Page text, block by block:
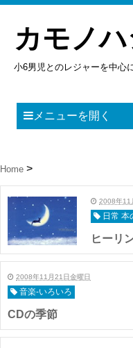
カモノ
小6男児とのレジャーを中心
メニューを開く
Home
2008年11
日常 本
ヒーリ
2008年11月21日金曜日
音楽-いろいろ
CDの季節